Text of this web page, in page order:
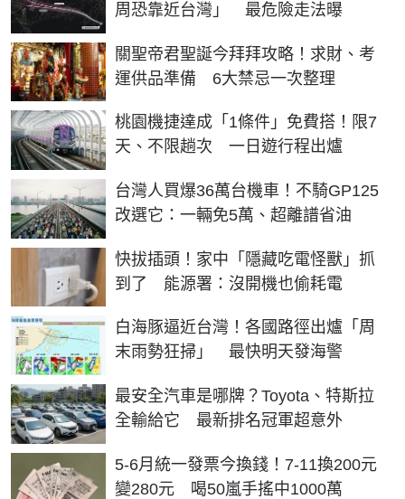
周恐靠近台灣」 最危險走法曝
關聖帝君聖誕今拜拜攻略！求財、考
運供品準備 6大禁忌一次整理
桃園機捷達成「1條件」免費搭！限7
天、不限趟次 一日遊行程出爐
台灣人買爆36萬台機車！不騎GP125
改選它：一輛免5萬、超離譜省油
快拔插頭！家中「隱藏吃電怪獸」抓
到了 能源署：沒開機也偷耗電
白海豚逼近台灣！各國路徑出爐「周
末雨勢狂掃」 最快明天發海警
最安全汽車是哪牌？Toyota、特斯拉
全輸給它 最新排名冠軍超意外
5-6月統一發票今換錢！7-11換200元
變280元 喝50嵐手搖中1000萬